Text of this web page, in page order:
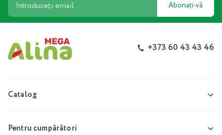
Abonați-vă
+373 60 43 43 46
Catalog
Pentru cumpărători